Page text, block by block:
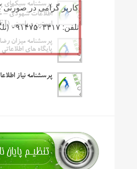
پرسشنامه سبکهای
اطلاعات شهودی –
اپستین و پاسینی (REI)
پرسشنامه میزان
پایگاه های اطلاعاتی
پرسشنامه نیاز
کاربر گرامی در صورتی
تلفن: ۰۹۱۴۷۵۰۳۳۱۷ (تلگرام یا تماس)